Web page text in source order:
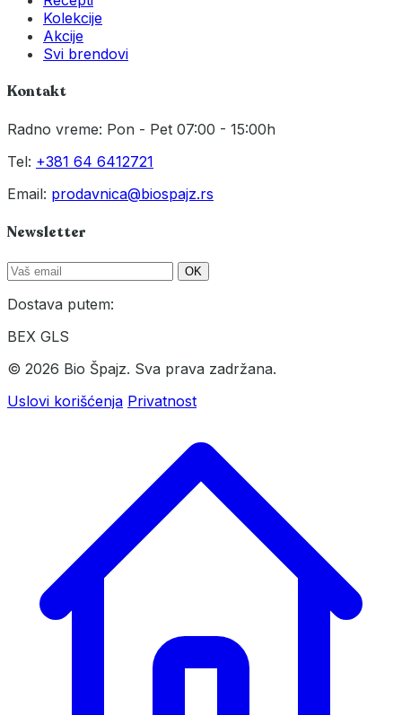
Kolekcije
Akcije
Svi brendovi
Kontakt
Radno vreme: Pon - Pet 07:00 - 15:00h
Tel: +381 64 6412721
Email: prodavnica@biospajz.rs
Newsletter
OK
Dostava putem:
BEX GLS
© 2026 Bio Špajz. Sva prava zadržana.
Uslovi korišćenja Privatnost